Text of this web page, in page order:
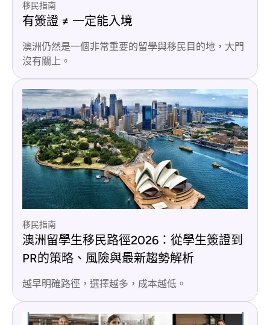
移民指南
有簽證 ≠ 一定能入境
澳洲仍然是一個非常重要的留學與移民目的地，大門
沒有關上。
移民指南
澳洲留學生移民路徑2026：從學生簽證到
PR的策略、風險與最新趨勢解析
越早明確路徑，選擇越多，成本越低。